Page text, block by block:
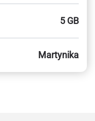
5 GB
Martynika